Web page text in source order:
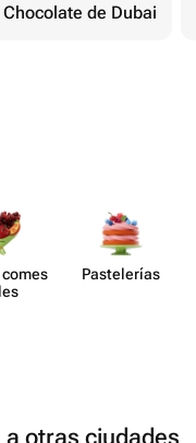
Chocolate de Dubai
Paste​lerías
otras ciudades